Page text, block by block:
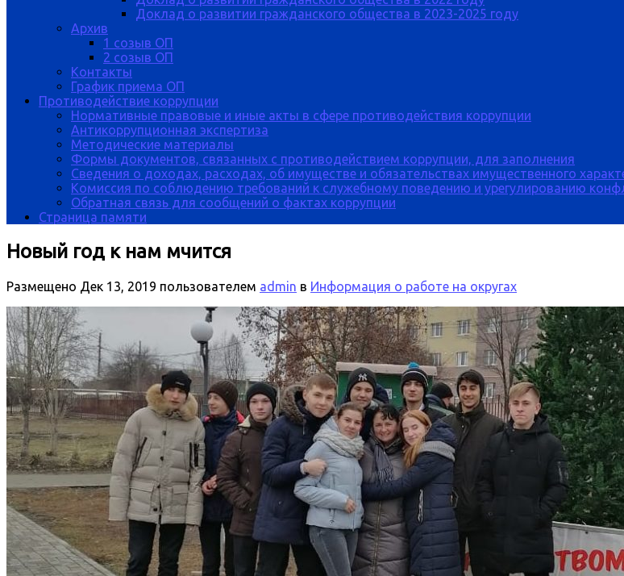
Доклад о развитии гражданского общества в 2023-2025 году
Архив
1 созыв ОП
2 созыв ОП
Контакты
График приема ОП
Противодействие коррупции
Нормативные правовые и иные акты в сфере противодействия коррупции
Антикоррупционная экспертиза
Методические материалы
Формы документов, связанных с противодействием коррупции, для заполнения
Сведения о доходах, расходах, об имуществе и обязательствах имущественного
Комиссия по соблюдению требований к служебному поведению и урегулированию
Обратная связь для сообщений о фактах коррупции
Страница памяти
Новый год к нам мчится
Размещено Дек 13, 2019 пользователем admin в Информация о работе на округах